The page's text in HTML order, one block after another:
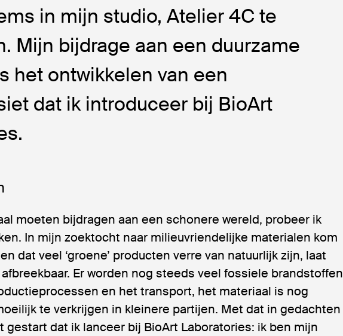
in mijn studio, Atelier 4C te
Mijn bijdrage aan een duurzame
het ontwikkelen van een
dat ik introduceer bij BioArt
moeten bijdragen aan een schonere wereld, probeer ik
In mijn zoektocht naar milieuvriendelijke materialen kom
dat veel ‘groene’ producten verre van natuurlijk zijn, laat
Er worden nog steeds veel fossiele brandstoffen
en het transport, het materiaal is nog
te verkrijgen in kleinere partijen. Met dat in gedachten
gestart dat ik lanceer bij BioArt Laboratories: ik ben mijn